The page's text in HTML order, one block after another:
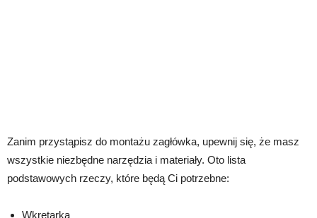
Zanim przystąpisz do montażu zagłówka, upewnij się, że masz
wszystkie niezbędne narzędzia i materiały. Oto lista
podstawowych rzeczy, które będą Ci potrzebne:
Wkrętarka